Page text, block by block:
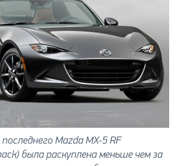
Mazda MX-5 RF
была раскуплена меньше чем за